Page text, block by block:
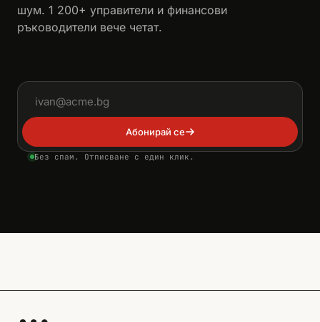
шум. 1 200+ управители и финансови
ръководители вече четат.
Абонирай се
Без спам. Отписване с един клик.